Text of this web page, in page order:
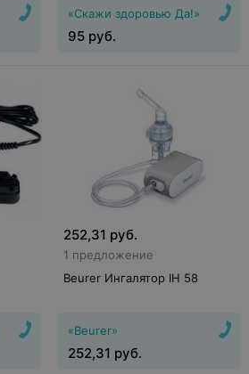
«Скажи здоровью Да!»
95 руб.
252,31 руб.
1 предложение
Beurer Ингалятор IH 58
«Beurer»
252,31 руб.